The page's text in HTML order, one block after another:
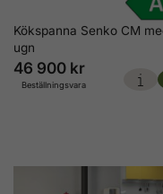
Kökspanna Senko CM
ugn
46 900 kr
Beställningsvara